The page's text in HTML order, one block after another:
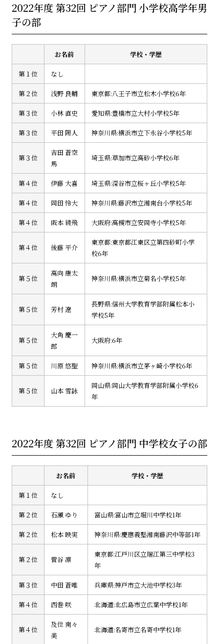
2022年度 第32回 ピアノ部門 小学校高学年男
子の部
お名前 学校・学歴
第１位 なし
第２位 浅野 良輔 東京都:八王子市立松木小学校6年
第３位 小林 直史 愛知県:豊橋市立大村小学校5年
第３位 平田 陽人 神奈川県:横浜市立下永谷小学校5年
第３位
吉田 蒼空
馬
埼玉県:草加市立高砂小学校6年
第４位 伊藤 大喜 埼玉県:深谷市立桜ヶ丘小学校5年
第４位 岡田 怜大 神奈川県:藤沢市立湘南台小学校5年
第４位 阪本 綾飛 大阪府:高槻市立安岡寺小学校5年
第４位 後藤 平介
東京都:東京都江東区立第四砂町小学
校6年
第５位
高向 康太
朗
神奈川県:横浜市立菊名小学校5年
第５位 芳村 遼
長野県:信州大学教育学部附属松本小
学校5年
第５位
大角 慶一
郎
大阪府:6年
第５位 川原 悠聖 神奈川県:横浜市立茅ヶ崎小学校6年
第５位 山本 雪詠
岡山県:岡山大学教育学部附属小学校6
年
2022年度 第32回 ピアノ部門 中学校女子の部
お名前 学校・学歴
第１位 なし
第２位 石瀬 ゆり 富山県:富山市立堀川中学校1年
第２位 松本 映実 神奈川県:慶應義塾湘南藤沢中等部1年
第２位 菅谷 凛
東京都:江戸川区立瑞江第三中学校3
年
第３位 中田 蒼唯 兵庫県:神戸市立大池中学校3年
第４位 西巻 咲 北海道:北広島市立広葉中学校1年
第４位
及位 南々
美
北海道:名寄市立名寄中学校1年